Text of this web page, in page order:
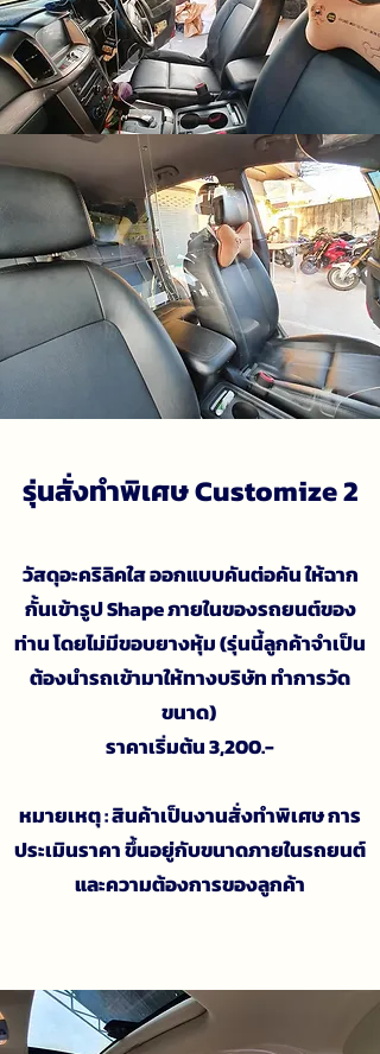
รุ่นสั่งทำพิเศษ Customize 2
วัสดุอะคริลิคใส ออกแบบคันต่อคัน ให้ฉาก
กั้นเข้ารูป Shape ภายในของรถยนต์ของ
ท่าน โดยไม่มีขอบยางหุ้ม (รุ่นนี้ลูกค้าจำเป็น
ต้องนำรถเข้ามาให้ทางบริษัท ทำการวัด
ขนาด)
ราคาเริ่มต้น 3,200.-
หมายเหตุ : สินค้าเป็นงานสั่งทำพิเศษ การ
ประเมินราคาขึ้นอยู่กับขนาดภายในรถยนต์
และความต้องการของลูกค้า